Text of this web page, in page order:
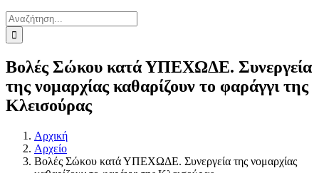
Αναζήτηση
για:
Βολές Σώκου κατά ΥΠΕΧΩΔΕ. Συνεργεία
της νομαρχίας καθαρίζουν το φαράγγι της
Κλεισούρας
Αρχική
Αρχείο
Βολές Σώκου κατά ΥΠΕΧΩΔΕ. Συνεργεία της νομαρχίας